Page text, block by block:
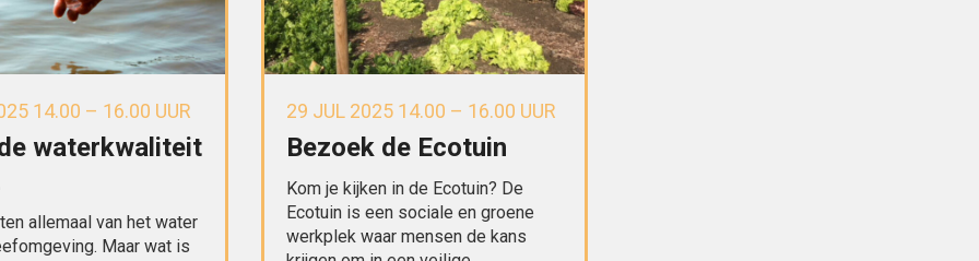
14.00 – 16.00 UUR
waterkwaliteit
allemaal van het water
Maar wat is
29 JUL 2025 14.00 – 16.00 UUR
Bezoek de Ecotuin
Kom je kijken in de Ecotuin? De
Ecotuin is een sociale en groene
werkplek waar mensen de kans